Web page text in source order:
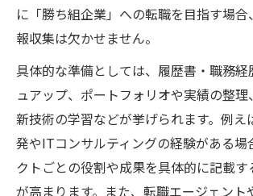
に「勝ち組企業」への転職を目指す場
報収集は欠かせません。
具体的な準備としては、履歴書・職務
ュアップ、ポートフォリオや実績の整
新技術の学習などが挙げられます。例え
発やITコンサルティングの経験がある場
クトごとの役割や成果を具体的に記載
が高まります。また、転職エージェント